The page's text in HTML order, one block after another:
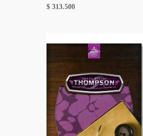
$ 313.500